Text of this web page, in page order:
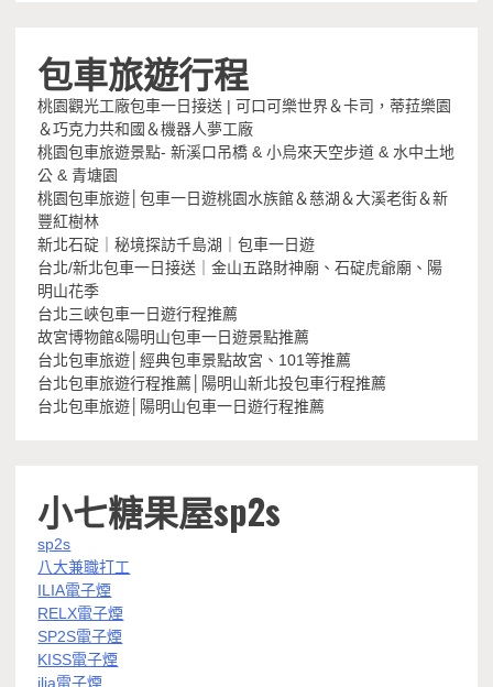
包車旅遊行程
桃園觀光工廠包車一日接送 | 可口可樂世界＆卡司，蒂菈樂園
＆巧克力共和國＆機器人夢工廠
桃園包車旅遊景點- 新溪口吊橋 & 小烏來天空步道 & 水中土地
公 & 青塘園
桃園包車旅遊│包車一日遊桃園水族館＆慈湖＆大溪老街＆新
豐紅樹林
新北石碇｜秘境探訪千島湖｜包車一日遊
台北/新北包車一日接送｜金山五路財神廟、石碇虎爺廟、陽
明山花季
台北三峽包車一日遊行程推薦
故宮博物館&陽明山包車一日遊景點推薦
台北包車旅遊│經典包車景點故宮、101等推薦
台北包車旅遊行程推薦│陽明山新北投包車行程推薦
台北包車旅遊│陽明山包車一日遊行程推薦
小七糖果屋sp2s
sp2s
八大兼職打工
ILIA電子煙
RELX電子煙
SP2S電子煙
KISS電子煙
ilia電子煙